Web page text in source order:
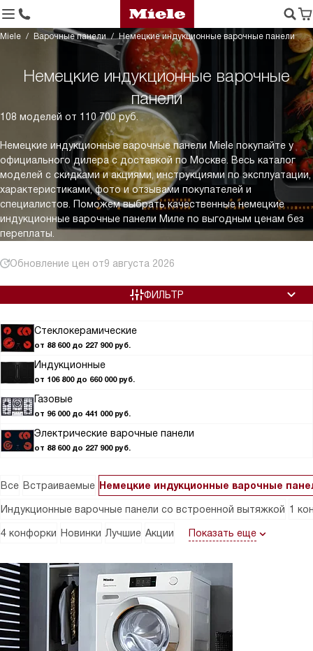
Miele Варочные панели Немецкие индукционные варочные панели
Немецкие индукционные варочные
панели
108 моделей от 110 700 руб.
Немецкие индукционные варочные панели Miele покупайте у
официального дилера с доставкой по Москве. Весь каталог
моделей с скидками и акциями, инструкциями по эксплуатации,
характеристиками, фото и отзывами покупателей и
специалистов. Поможем выбрать качественные немецкие
индукционные варочные панели Миле по выгодным ценам без
переплаты.
Обновление цен от9 августа 2026
Стеклокерамические
от 88 600 до 227 900 руб.
Индукционные
от 106 800 до 660 000 руб.
Газовые
от 96 000 до 441 000 руб.
Электрические варочные панели
от 88 600 до 227 900 руб.
ФИЛЬТР
Все Встраиваемые Немецкие индукционные варочные
Индукционные варочные панели со встроенной вытяжкой 1
4 конфорки Новинки Лучшие Акции Показать еще